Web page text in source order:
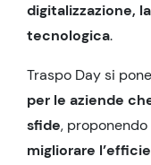
digitalizzazione,
tecnologica.
Traspo Day si
per le aziende
sfide, proponendo
migliorare